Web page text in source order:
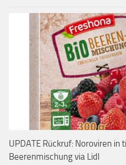
UPDATE Rückruf: Noroviren
Beerenmischung via Lidl